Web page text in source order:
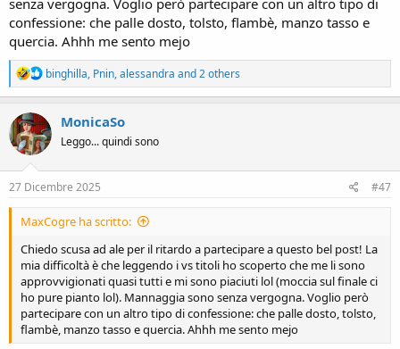
confessione: che palle dosto, tolsto, flambè, manzo tasso e
quercia. Ahhh me sento mejo
R
e
a
c
t
i
n
s
binghilla, Pnin,alessandra and 2 others
MonicaSo
Leggo... quindi sono
27 Dicembre 2025 #47
MaxCogre ha scritto:
Chiedo scusa ad ale per il ritardo a partecipare a questo bel post! La
mia difficoltà è che leggendo i vs titoli ho scoperto che me li sono
approvvigionati quasi tutti e mi sono piaciuti lol (moccia sul finale ci
ho pure pianto lol). Mannaggia sono senza vergogna. Voglio però
partecipare con un altro tipo di confessione: che palle dosto, tolsto,
flambè, manzo tasso e quercia. Ahhh me sento mejo